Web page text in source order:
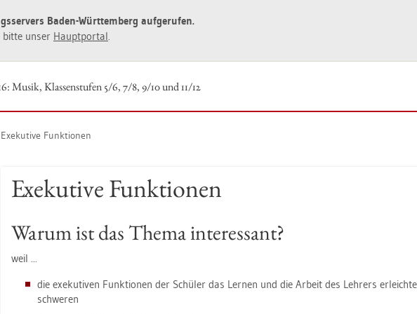
Baden-Würt­tem­berg auf­ge­ru­fen.
bitte unser Haupt­por­tal.
Musik, Klas­sen­stu­fen 5/6, 7/8, 9/10 und 11/12
Exe­ku­ti­ve Funk­tio­nen
Exe­ku­ti­ve Funk­tio­nen
Warum ist das Thema in­ter­es­sant?
weil ...
die exe­ku­ti­ven Funk­tio­nen der Schü­ler das Ler­nen und die Ar­beit des Leh­rers
schwe­ren